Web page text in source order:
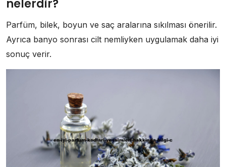
nelerdir?
Parfüm, bilek, boyun ve saç aralarına sıkılması önerilir.
Ayrıca banyo sonrası cilt nemliyken uygulamak daha iyi
sonuç verir.